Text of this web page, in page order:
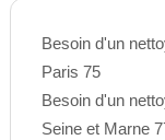
Besoin d'un
Paris 75
Besoin d'un
Seine et Marne